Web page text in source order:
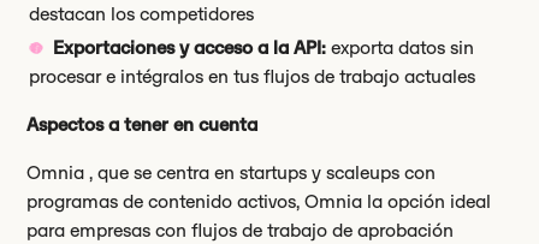
destacan los competidores
Exportaciones y acceso a la API: exporta datos sin
procesar e intégralos en tus flujos de trabajo actuales
Aspectos a tener en cuenta
Omnia , que se centra en startups y scaleups con
programas de contenido activos, Omnia la opción ideal
para empresas con flujos de trabajo de aprobación